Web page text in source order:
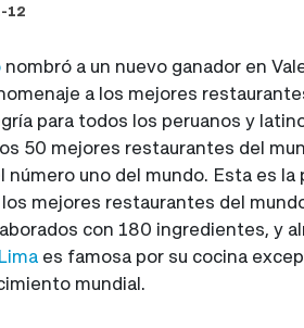
12
nombró a un nuevo ganador en
a los mejores
para todos los peruanos y
50 mejores restaurantes del
uno del mundo. Esta es
mejores restaurantes del
con 180 ingredientes, y
es famosa por su cocina
mundial.